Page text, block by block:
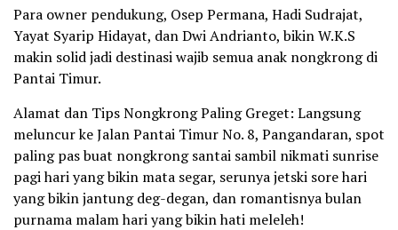
Para owner pendukung, Osep Permana, Hadi Sudrajat,
Yayat Syarip Hidayat, dan Dwi Andrianto, bikin W.K.S
makin solid jadi destinasi wajib semua anak nongkrong di
Pantai Timur.
Alamat dan Tips Nongkrong Paling Greget: Langsung
meluncur ke Jalan Pantai Timur No. 8, Pangandaran, spot
paling pas buat nongkrong santai sambil nikmati sunrise
pagi hari yang bikin mata segar, serunya jetski sore hari
yang bikin jantung deg-degan, dan romantisnya bulan
purnama malam hari yang bikin hati meleleh!